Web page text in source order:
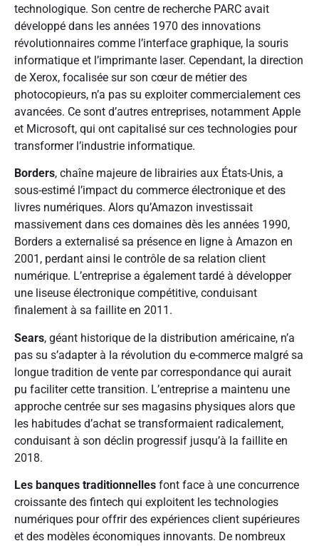
technologique. Son centre de recherche PARC avait
développé dans les années 1970 des innovations
révolutionnaires comme l’interface graphique, la souris
informatique et l’imprimante laser. Cependant, la direction
de Xerox, focalisée sur son cœur de métier des
photocopieurs, n’a pas su exploiter commercialement ces
avancées. Ce sont d’autres entreprises, notamment Apple
et Microsoft, qui ont capitalisé sur ces technologies pour
transformer l’industrie informatique.
Borders, chaîne majeure de librairies aux États-Unis, a
sous-estimé l’impact du commerce électronique et des
livres numériques. Alors qu’Amazon investissait
massivement dans ces domaines dès les années 1990,
Borders a externalisé sa présence en ligne à Amazon en
2001, perdant ainsi le contrôle de sa relation client
numérique. L’entreprise a également tardé à développer
une liseuse électronique compétitive, conduisant
finalement à sa faillite en 2011.
Sears, géant historique de la distribution américaine, n’a
pas su s’adapter à la révolution du e-commerce malgré sa
longue tradition de vente par correspondance qui aurait
pu faciliter cette transition. L’entreprise a maintenu une
approche centrée sur ses magasins physiques alors que
les habitudes d’achat se transformaient radicalement,
conduisant à son déclin progressif jusqu’à la faillite en
2018.
Les banques traditionnelles font face à une concurrence
croissante des fintech qui exploitent les technologies
numériques pour offrir des expériences client supérieures
et des modèles économiques innovants. De nombreux